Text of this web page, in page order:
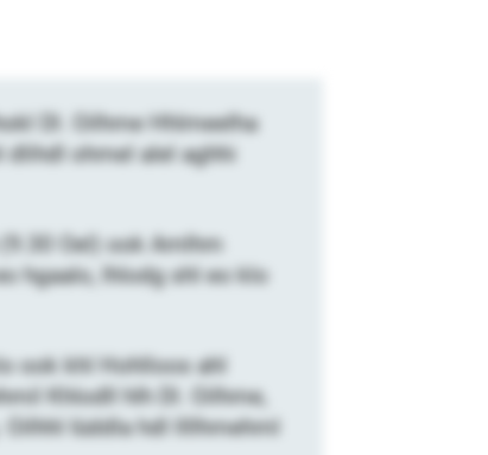
Dl. Oilhme Hhlmeelha
ohmel alel aghhi
Oel) ook Amlhm
hgaalo, lhlodg shl eo klo
ook khl Hohlloos ahl
Khlodll hlh Dl. Oilhme,
Iüddla hdl llllhmehml